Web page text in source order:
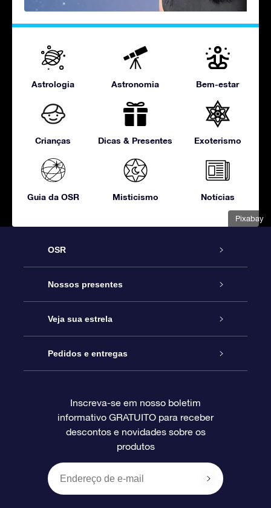
Pixabay
Astrologia Astronomia Bem-estar
Crianças Dicas & Presentes Exoterismo
Guia da OSR Misticismo Notícias
OSR
Serviço
Entre em contato conosco
Blog
Avaliações
Nossos presentes
Presente estrelar on-line
Pacote de presente da OSR
O cartão de presente da OSR
Presentes corporativos
Veja sua estrela
Star Register
Página estelar personalizada
Um Milhão de Estrelas
OSR Starsaver
Pedidos e entregas
Informações de pagamento
Política de devolução
Inscreva-se em nosso boletim
informativo GRATUITO para receber
descontos e novidades sobre os
produtos